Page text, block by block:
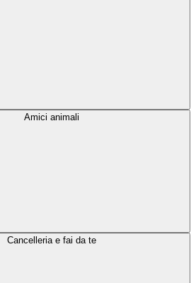
Amici animali
Cancelleria e fai da te